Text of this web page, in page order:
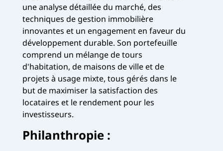
une analyse détaillée du marché, des
techniques de gestion immobilière
innovantes et un engagement en faveur du
développement durable. Son portefeuille
comprend un mélange de tours
d'habitation, de maisons de ville et de
projets à usage mixte, tous gérés dans le
but de maximiser la satisfaction des
locataires et le rendement pour les
investisseurs.
Philanthropie :